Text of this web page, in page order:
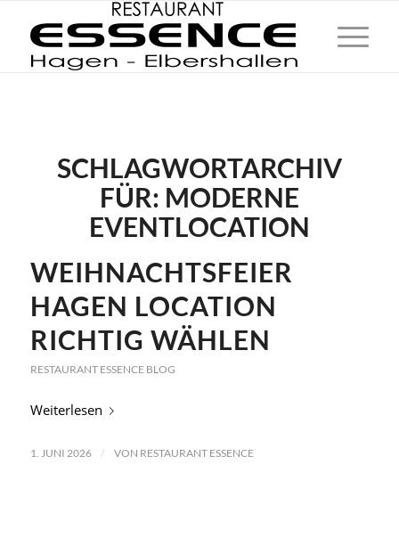
SCHLAGWORTARCHIV
FÜR: MODERNE
EVENTLOCATION
WEIHNACHTSFEIER
HAGEN LOCATION
RICHTIG WÄHLEN
RESTAURANT ESSENCE BLOG
Weiterlesen
1. JUNI 2026 / VON RESTAURANT ESSENCE